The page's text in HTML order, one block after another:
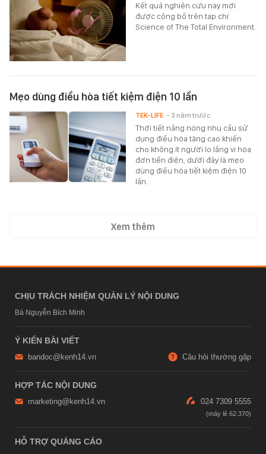
Kết quả nghiên cứu này mới
được công bố trên tạp chí
Science of The Total Environment.
Mẹo dùng điều hòa tiết kiệm điện 10 lần
Thời tiết nắng nóng nhu cầu sử
dụng điều hòa tăng cao khiến
cho không ít người lo lắng vì hóa
đơn tiền điện, dưới đây là mẹo
dùng điều hòa tiết kiệm điện 10
lần.
TEK-LIFE - 3 năm trước
Xem thêm
CHỊU TRÁCH NHIỆM QUẢN LÝ NỘI DUNG
Bà Nguyễn Bích Minh
Ý KIẾN BÀI VIẾT
bandoc@kenh14.vn Câu hỏi thường gặp
HỢP TÁC NỘI DUNG
marketing@kenh14.vn 024 7309 5555
HỖ TRỢ QUẢNG CÁO